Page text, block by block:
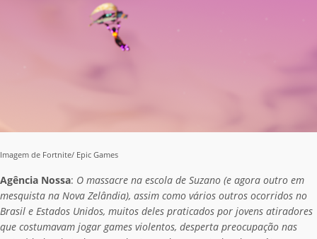
Imagem de Fortnite/ Epic Games
Agência Nossa: O massacre na escola de Suzano (e agora outro em
mesquista na Nova Zelândia), assim como vários outros ocorridos no
Brasil e Estados Unidos, muitos deles praticados por jovens atiradores
que costumavam jogar games violentos, desperta preocupação nas